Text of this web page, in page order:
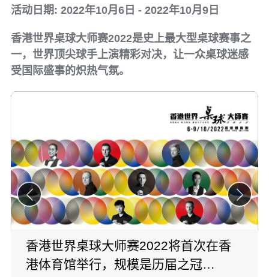
活动日期: 2022年10月6日 - 2022年10月9日
香港世界桌球大师赛2022是史上最大型桌球赛事之
一，世界顶尖球手上演精彩对决，让一众桌球迷感
受国际盛事的炽热气氛。
香港世界桌球大师赛2022将首次在香
港体育馆举行，规模是历届之冠